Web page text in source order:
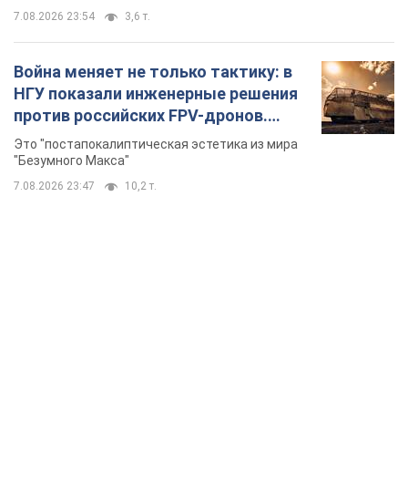
7.08.2026 23:54 3,6 т.
Война меняет не только тактику: в
НГУ показали инженерные решения
против российских FPV-дронов.
Фото
Это "постапокалиптическая эстетика из мира
"Безумного Макса"
7.08.2026 23:47 10,2 т.